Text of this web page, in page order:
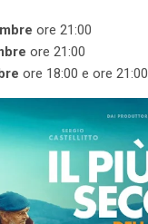
ore 21:00
ore 21:00
ore 18:00 e ore 21:00